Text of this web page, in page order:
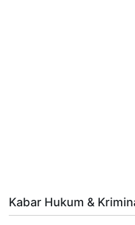
Kabar Hukum &